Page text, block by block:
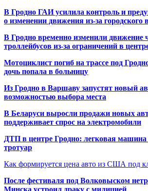
В Гродно ГАИ усилила контроль и
о изменении движения из-за городского
В Гродно временно изменили движение
троллейбусов из-за ограничений в
Мотоциклист погиб на трассе под
дочь попала в больницу
Из Гродно в Варшаву запустят новый
возможностью выбора места
В Беларуси выросли продажи новых
поддерживает спрос на электромобили
ДТП в центре Гродно: легковая машина
тротуар
Как формируется цена авто из США под
После фестиваля под Волковыском
Минска устроил драку с милицией